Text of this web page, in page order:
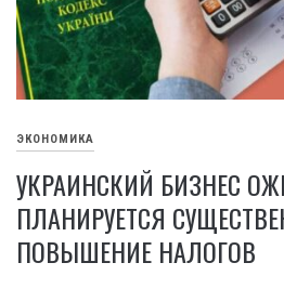
ЭКОНОМИКА
УКРАИНСКИЙ БИЗНЕС
ПЛАНИРУЕТСЯ
ПОВЫШЕНИЕ НАЛОГОВ